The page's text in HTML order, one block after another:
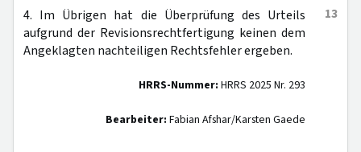
13
4. Im Übrigen hat die Überprüfung des Urteils
aufgrund der Revisionsrechtfertigung keinen dem
Angeklagten nachteiligen Rechtsfehler ergeben.
HRRS-Nummer: HRRS 2025 Nr. 293
Bearbeiter: Fabian Afshar/Karsten Gaede